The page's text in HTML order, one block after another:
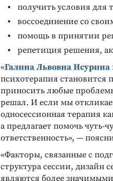
получить условия для
воссоединение со
помощь в принятии
репетиция решения,
«Галина Львовна Исурина
психотерапия
приносить любые
решал. И если мы
односессионная терапия
а предлагает помочь чуть-
ответственность», —
«Факторы, связанные с
структура сессии, дизайн
являются более значимыми